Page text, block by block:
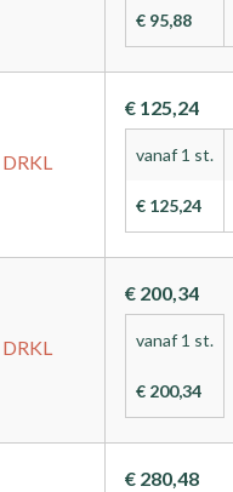
€ 95,88
DRKL
€ 125,24
vanaf 1 st.
€ 125,24
DRKL
€ 200,34
vanaf 1 st.
€ 200,34
€ 280,48